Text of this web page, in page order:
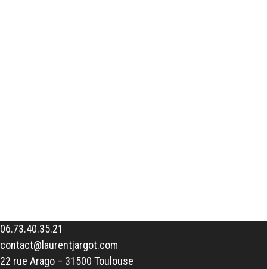
06.73.40.35.21
contact@laurentjargot.com
22 rue Arago – 31500 Toulouse